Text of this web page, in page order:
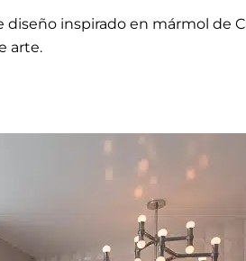
inspirado en mármol de
arte.